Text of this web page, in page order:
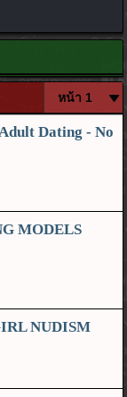
Dating - No
MODELS
NUDISM